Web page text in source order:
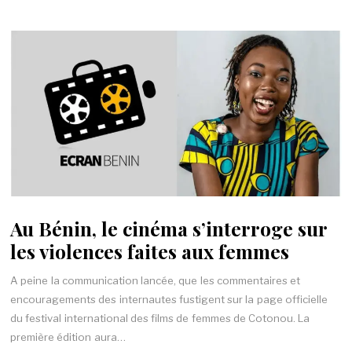
Au Bénin, le cinéma s’interroge sur
les violences faites aux femmes
A peine la communication lancée, que les commentaires et
encouragements des internautes fustigent sur la page officielle
du festival international des films de femmes de Cotonou. La
première édition aura…